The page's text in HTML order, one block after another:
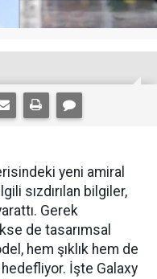
yeni amiral
sızdırılan bilgiler,
Gerek
de tasarımsal
hem şıklık hem de
hedefliyor. İşte Galaxy